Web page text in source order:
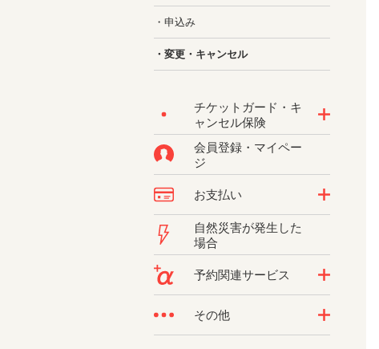
・申込み
・変更・キャンセル
チケットガード・キ
ャンセル保険
会員登録・マイペー
ジ
お支払い
自然災害が発生した
場合
予約関連サービス
その他